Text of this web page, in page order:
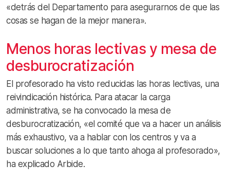
«detrás del Departamento para asegurarnos de que las
cosas se hagan de la mejor manera».
Menos horas lectivas y mesa de
desburocratización
El profesorado ha visto reducidas las horas lectivas, una
reivindicación histórica. Para atacar la carga
administrativa, se ha convocado la mesa de
desburocratización, «el comité que va a hacer un análisis
más exhaustivo, va a hablar con los centros y va a
buscar soluciones a lo que tanto ahoga al profesorado»,
ha explicado Arbide.